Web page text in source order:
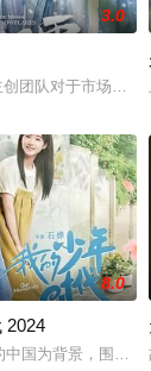
去了补习学校复读
3.0
创团队对于市场和
弃的女儿小媛抚养成
车上追赶青春的
8.0
2024
国为背景，围绕四